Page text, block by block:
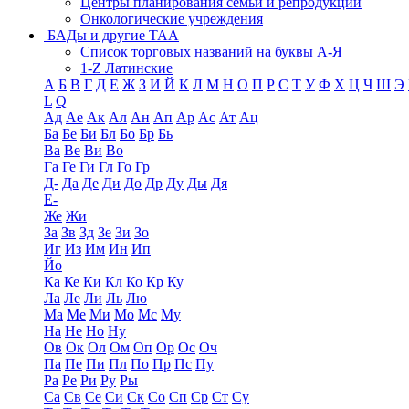
Онкологические учреждения
БАДы и другие ТАА
Список торговых названий на буквы А-Я
1-Z Латинские
А Б В Г Д Е Ж З И Й К Л М Н О П Р С Т У Ф Х Ц Ч Ш Э
L Q
Ад Ае Ак Ал Ан Ап Ар Ас Ат Ац
Ба Бе Би Бл Бо Бр Бь
Ва Ве Ви Во
Га Ге Ги Гл Го Гр
Д- Да Де Ди До Др Ду Ды Дя
Е-
Же Жи
За Зв Зд Зе Зи Зо
Иг Из Им Ин Ип
Йо
Ка Ке Ки Кл Ко Кр Ку
Ла Ле Ли Ль Лю
Ма Ме Ми Мо Мс Му
На Не Но Ну
Ов Ок Ол Ом Оп Ор Ос Оч
Па Пе Пи Пл По Пр Пс Пу
Ра Ре Ри Ру Ры
Са Св Се Си Ск Со Сп Ср Ст Су